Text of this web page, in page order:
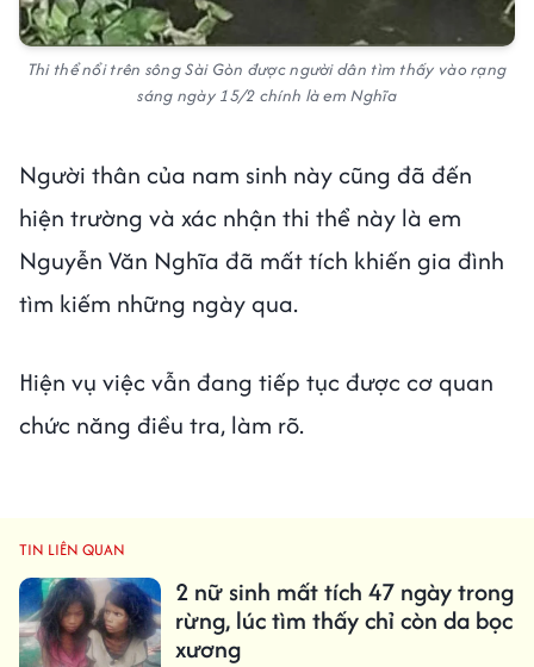
Thi thể nổi trên sông Sài Gòn được người dân tìm thấy vào rạng
sáng ngày 15/2 chính là em Nghĩa
Người thân của nam sinh này cũng đã đến
hiện trường và xác nhận thi thể này là em
Nguyễn Văn Nghĩa đã mất tích khiến gia đình
tìm kiếm những ngày qua.
Hiện vụ việc vẫn đang tiếp tục được cơ quan
chức năng điều tra, làm rõ.
TIN LIÊN QUAN
2 nữ sinh mất tích 47 ngày trong
rừng, lúc tìm thấy chỉ còn da bọc
xương